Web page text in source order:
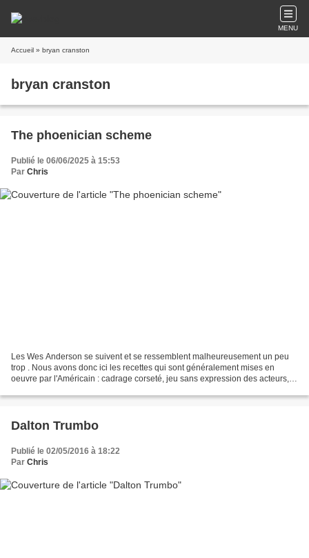
MENU
Accueil » bryan cranston
bryan cranston
The phoenician scheme
Publié le 06/06/2025 à 15:53
Par Chris
Les Wes Anderson se suivent et se ressemblent malheureusement un peu
trop . Nous avons donc ici les recettes qui sont généralement mises en
oeuvre par l'Américain : cadrage corseté, jeu sans expression des acteurs,
Dalton Trumbo
Publié le 02/05/2016 à 18:22
Par Chris